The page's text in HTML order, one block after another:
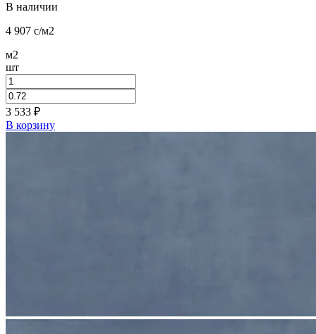
В наличии
4 907 c/м2
м2
шт
3 533 ₽
В корзину